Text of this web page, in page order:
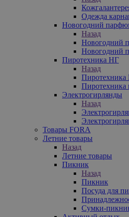
Одежда
Новогодний
Назад
Новогодний
Новогодний
Пиротехника НГ
Назад
Электрогирлянды
Назад
Товары FORA
Летние товары
Назад
Летние товары
Пикник
Назад
Пикник
Посуда для
Сумки-